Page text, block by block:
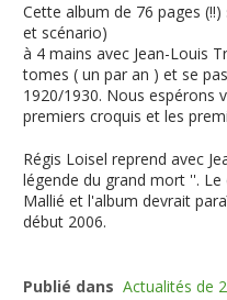
Cette album de 76 pages
et scénario)
à 4 mains avec Jean-Louis
tomes ( un par an ) et se
1920/1930. Nous espérons
premiers croquis et les
Régis Loisel reprend avec
légende du grand mort ''. Le
Mallié et l'album devrait
début 2006.
Publié dans Actualités de